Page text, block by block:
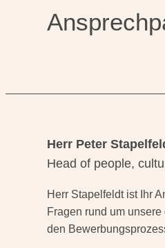
Herr Peter
Head of people,
Herr Stapelfeldt ist Ihr
Fragen rund um
den